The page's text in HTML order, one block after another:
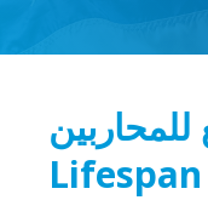
للمحاربين